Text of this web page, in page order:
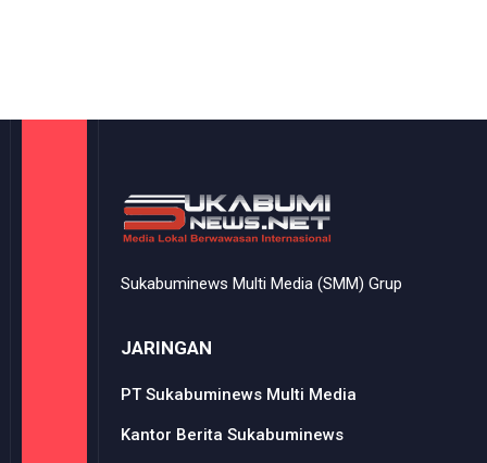
Sukabuminews Multi Media (SMM) Grup
JARINGAN
PT Sukabuminews Multi Media
Kantor Berita Sukabuminews